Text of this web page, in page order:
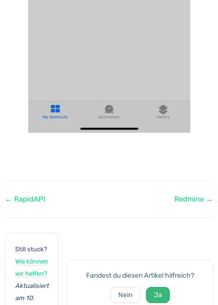
Navigation
← RapidAPI Redmine →
Still stuck?
Wie können
wir helfen?
Aktualisiert
am 10.
Fandest du diesen Artikel hilfreich?
Nein Ja